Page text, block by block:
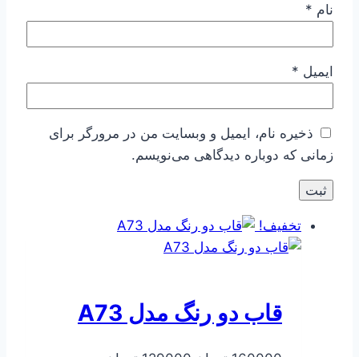
نام *
ایمیل *
ذخیره نام، ایمیل و وبسایت من در مرورگر برای
زمانی که دوباره دیدگاهی می‌نویسم.
تخفیف!
قاب دو رنگ مدل A73